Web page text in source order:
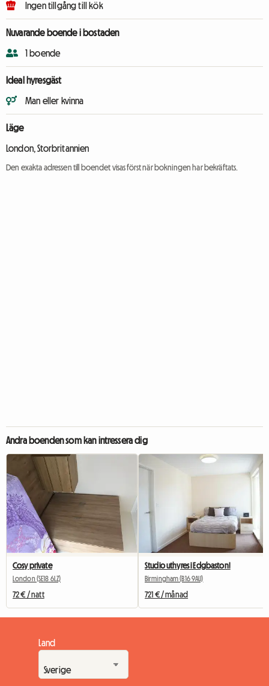
Ingen tillgång till kök
Nuvarande boende i bostaden
1 boende
Ideal hyresgäst
Man eller kvinna
Läge
London, Storbritannien
Den exakta adressen till boendet visas först när bokningen har bekräftats.
Andra boenden som kan intressera dig
Cosy private
London (SE18 6LZ)
72 € / natt
Studio uthyres i Edgbaston!
Birmingham (B16 9AU)
721 € / månad
Land